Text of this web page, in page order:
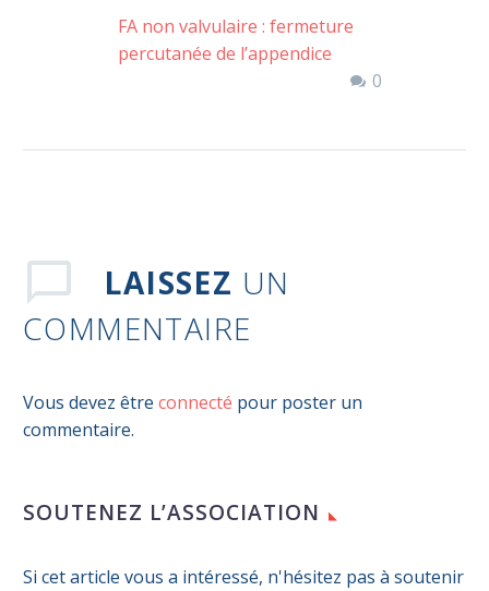
FA non valvulaire : fermeture
percutanée de l’appendice
0
LAISSEZ UN
COMMENTAIRE
Vous devez être connecté pour poster un
commentaire.
SOUTENEZ L’ASSOCIATION
Si cet article vous a intéressé, n'hésitez pas à soutenir